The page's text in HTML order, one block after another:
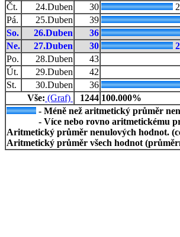
Čt.
24.Duben 30
Pá.
25.Duben 39
So.
26.Duben 36
Ne.
27.Duben 30
Po.
28.Duben 43
Út.
29.Duben 42
St.
30.Duben 36
Vše: (Graf) 1244 100.000%
- Méně než aritmetický průměr
- Více nebo rovno aritmetickému
Aritmetický průměr nenulových hodnot.
Aritmetický průměr všech hodnot